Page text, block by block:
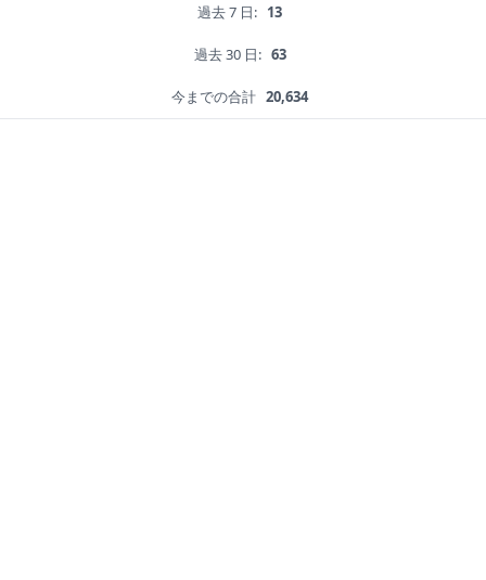
過去 7 日: 13
過去 30 日: 63
今までの合計 20,634